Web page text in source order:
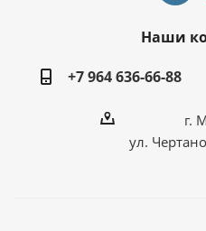
Наши
+7 964 636-66-88
г.
ул.